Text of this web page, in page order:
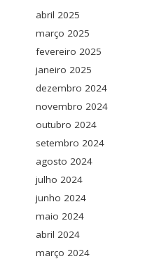
abril 2025
março 2025
fevereiro 2025
janeiro 2025
dezembro 2024
novembro 2024
outubro 2024
setembro 2024
agosto 2024
julho 2024
junho 2024
maio 2024
abril 2024
março 2024